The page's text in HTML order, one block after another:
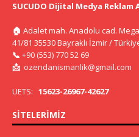
SUCUDO Dijital Medya
🏠 Adalet mah. Anadolu cad.
41/81 35530 Bayraklı İzmir /
📞 +90 (553) 770 52 69
📩 ozendanismanlik@gmail.com
UETS: 15623-26967-42627
SITELERIMIZ